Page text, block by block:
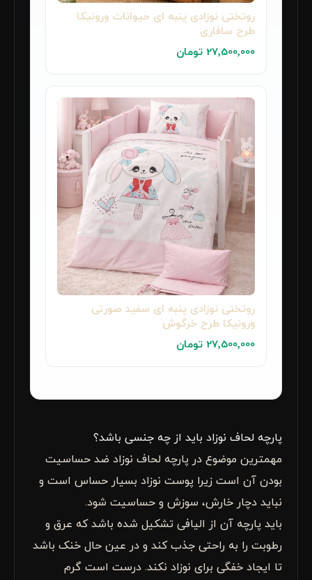
روتختی نوزادی پنبه ای حیوانات ورونیکا
طرح سافاری
27٬500٬000 تومان
روتختی نوزادی پنبه ای سفید صورتی
ورونیکا طرح خرگوش
27٬500٬000 تومان
پارچه لحاف نوزاد باید از چه جنسی باشد؟
مهمترین موضوع در پارچه لحاف نوزاد ضد حساسیت
بودن آن است زیرا پوست نوزاد بسیار حساس است و
نباید دچار خارش، سوزش و حساسیت شود.
باید پارچه آن از الیافی تشکیل شده باشد که عرق و
رطوبت را به راحتی جذب کند و در عین حال خنک باشد
تا ایجاد خفگی برای نوزاد نکند. درست است گرم